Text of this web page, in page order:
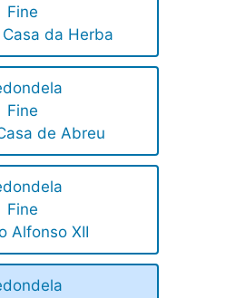
Fine
da Herba
Fine
de Abreu
Fine
Alfonso XII